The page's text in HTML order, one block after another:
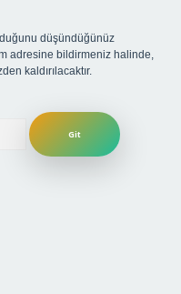
düşündüğünüz
adresine bildirmeniz halinde,
kaldırılacaktır.